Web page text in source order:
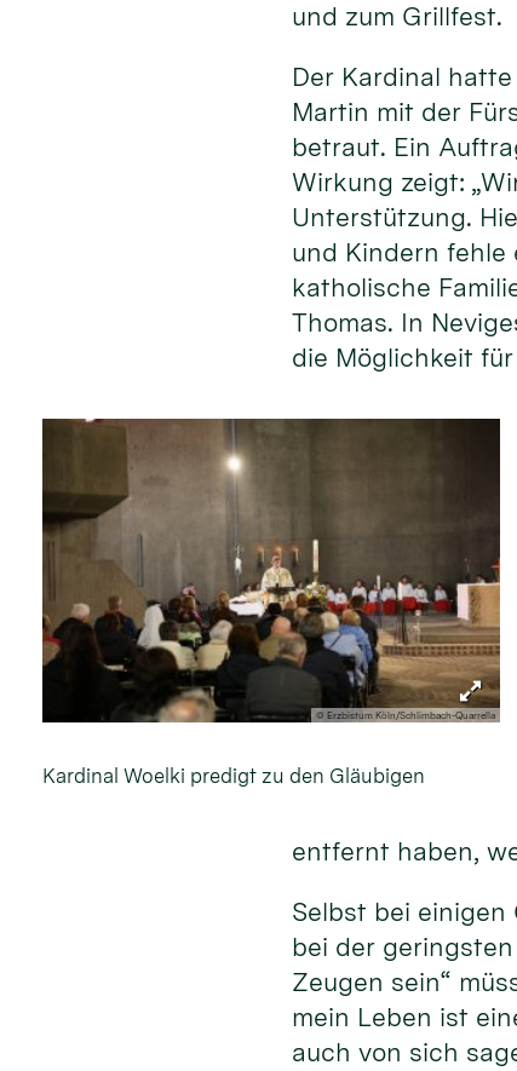
und zum Grillfest.
Der Kardinal
Martin mit der
betraut. Ein
Wirkung zeigt:
Unterstützung.
und Kindern fehle
katholische
Thomas. In
die Möglichkeit
© Erzbistum Köln/Schlimbach-Quarrella
Kardinal Woelki predigt zu den Gläubigen
entfernt haben,
Selbst bei
bei der
Zeugen sein“
mein Leben ist
auch von sich